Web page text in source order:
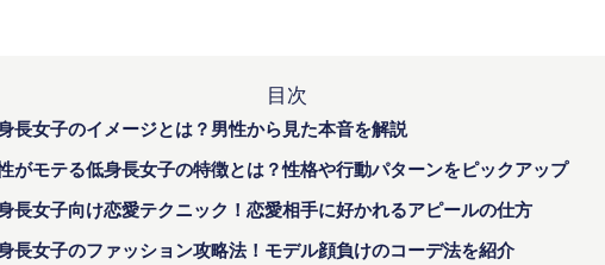
目次
長女子のイメージとは？男性から見た本音を解説
がモテる低身長女子の特徴とは？性格や行動パターンをピックアップ
長女子向け恋愛テクニック！恋愛相手に好かれるアピールの仕方
長女子のファッション攻略法！モデル顔負けのコーデ法を紹介